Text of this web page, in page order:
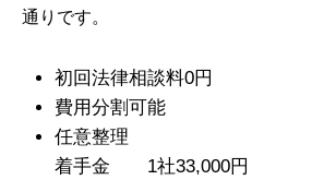
通りです。
初回法律相談料0円
費用分割可能
任意整理
着手金 1社33,000円